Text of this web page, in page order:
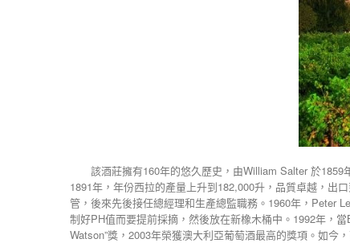
該酒莊擁有160年的悠久歷史，由William Salter 於1859
1891年，年份西拉的產量上升到182,000升，品質卓越，出
管，後來先後接任總經理和生產總監職務。1960年，Peter
制好PH值而要提前採摘，然後放在新橡木桶中。1992年，
Watson”獎，2003年榮獲澳大利亞葡萄酒最高的獎項。如今